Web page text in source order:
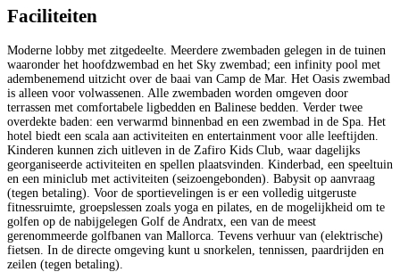
Faciliteiten
Moderne lobby met zitgedeelte. Meerdere zwembaden gelegen in de tuinen
waaronder het hoofdzwembad en het Sky zwembad; een infinity pool met
adembenemend uitzicht over de baai van Camp de Mar. Het Oasis zwembad
is alleen voor volwassenen. Alle zwembaden worden omgeven door
terrassen met comfortabele ligbedden en Balinese bedden. Verder twee
overdekte baden: een verwarmd binnenbad en een zwembad in de Spa. Het
hotel biedt een scala aan activiteiten en entertainment voor alle leeftijden.
Kinderen kunnen zich uitleven in de Zafiro Kids Club, waar dagelijks
georganiseerde activiteiten en spellen plaatsvinden. Kinderbad, een speeltuin
en een miniclub met activiteiten (seizoengebonden). Babysit op aanvraag
(tegen betaling). Voor de sportievelingen is er een volledig uitgeruste
fitnessruimte, groepslessen zoals yoga en pilates, en de mogelijkheid om te
golfen op de nabijgelegen Golf de Andratx, een van de meest
gerenommeerde golfbanen van Mallorca. Tevens verhuur van (elektrische)
fietsen. In de directe omgeving kunt u snorkelen, tennissen, paardrijden en
zeilen (tegen betaling).